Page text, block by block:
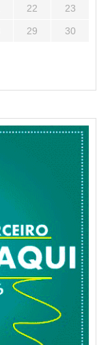
22 23
29 30